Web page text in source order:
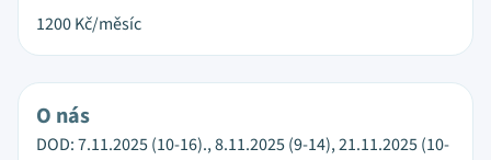
1200Kč/měsíc
O nás
DOD: 7.11.2025 (10-16)., 8.11.2025 (9-14), 21.11.2025 (10-